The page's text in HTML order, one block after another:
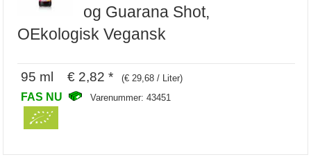
og Guarana Shot,
OEkologisk Vegansk
95 ml € 2,82 * (€ 29,68 / Liter)
FAS NU Varenummer: 43451